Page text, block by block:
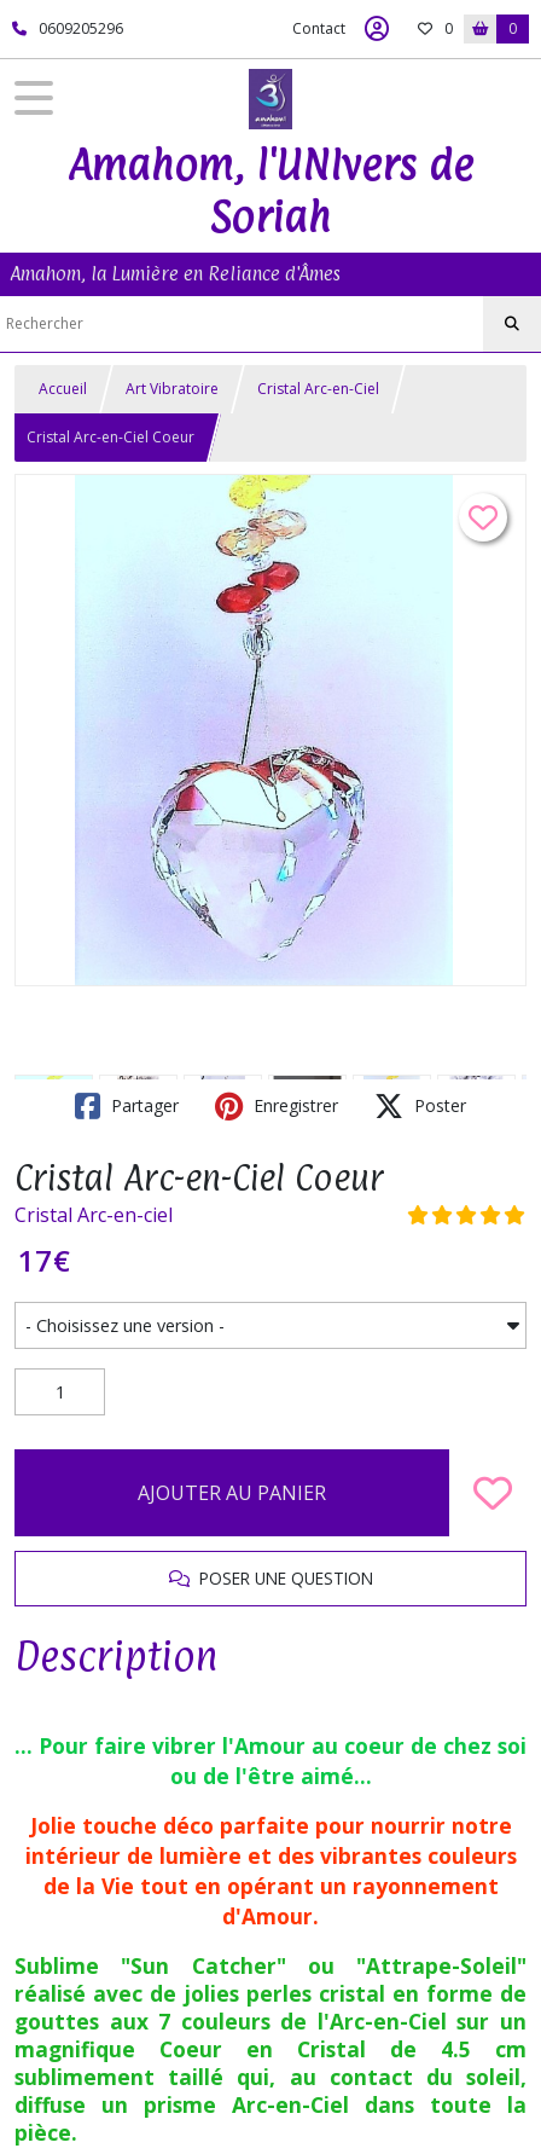
0609205296 Contact 0 0
Amahom, l'UNIvers de
Soriah
Amahom, la Lumière en Reliance d'Âmes
Accueil Art Vibratoire Cristal Arc-en-Ciel
Cristal Arc-en-Ciel Coeur
Partager Enregistrer Poster
Cristal Arc-en-Ciel Coeur
Cristal Arc-en-ciel
17€
AJOUTER AU PANIER
POSER UNE QUESTION
Description
... Pour faire vibrer l'Amour au coeur de chez soi
ou de l'être aimé...
Jolie touche déco parfaite pour nourrir notre
intérieur de lumière et des vibrantes couleurs
de la Vie tout en opérant un rayonnement
d'Amour.
Sublime "Sun Catcher" ou "Attrape-Soleil"
réalisé avec de jolies perles cristal en forme de
gouttes aux 7 couleurs de l'Arc-en-Ciel sur un
magnifique Coeur en Cristal de 4.5 cm
sublimement taillé qui, au contact du soleil,
diffuse un prisme Arc-en-Ciel dans toute la
pièce.